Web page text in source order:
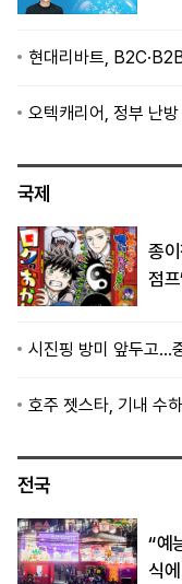
현대리바트,
오텍캐리어, 정부 난
국제
종
점
시진핑 방미 앞두고…
호주 젯스타, 기내 수
전국
“예
식